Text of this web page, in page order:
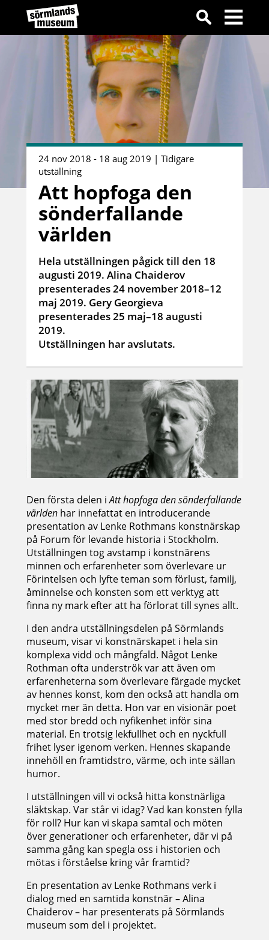
24 nov 2018 - 18 aug 2019 | Tidigare
utställning
Att hopfoga den
sönderfallande
världen
Hela utställningen pågick till den 18
augusti 2019. Alina Chaiderov
presenterades 24 november 2018–12
maj 2019. Gery Georgieva
presenterades 25 maj–18 augusti
2019.
Utställningen har avslutats.
Den första delen iAtt hopfoga den sönderfallande
världen har innefattat en introducerande
presentation av Lenke Rothmans konstnärskap
på Forum för levande historia i Stockholm.
Utställningen tog avstamp i konstnärens
minnen och erfarenheter som överlevare ur
Förintelsen och lyfte teman som förlust, familj,
åminnelse och konsten som ett verktyg att
finna ny mark efter att ha förlorat till synes allt.
I den andra utställningsdelen på Sörmlands
museum, visar vi konstnärskapet i hela sin
komplexa vidd och mångfald. Något Lenke
Rothman ofta underströk var att även om
erfarenheterna som överlevare färgade mycket
av hennes konst, kom den också att handla om
mycket mer än detta. Hon var en visionär poet
med stor bredd och nyfikenhet inför sina
material. En trotsig lekfullhet och en nyckfull
frihet lyser igenom verken. Hennes skapande
innehöll en framtidstro, värme, och inte sällan
humor.
I utställningen vill vi också hitta konstnärliga
släktskap. Var står vi idag? Vad kan konsten fylla
för roll? Hur kan vi skapa samtal och möten
över generationer och erfarenheter, där vi på
samma gång kan spegla oss i historien och
mötas i förståelse kring vår framtid?
En presentation av Lenke Rothmans verk i
dialog med en samtida konstnär – Alina
Chaiderov – har presenterats på Sörmlands
museum som del i projektet.